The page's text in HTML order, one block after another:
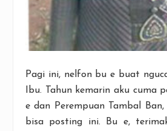
Pagi ini, nelfon bu e buat
Ibu. Tahun kemarin aku cuma
e dan Perempuan Tambal
bisa posting ini. Bu e,